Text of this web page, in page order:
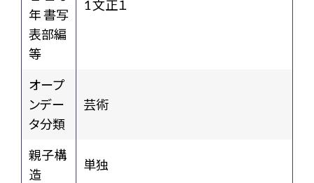
年 書写
表部編
等
1 文正１
オープ
ンデー
タ分類
芸術
親子構
造
単独